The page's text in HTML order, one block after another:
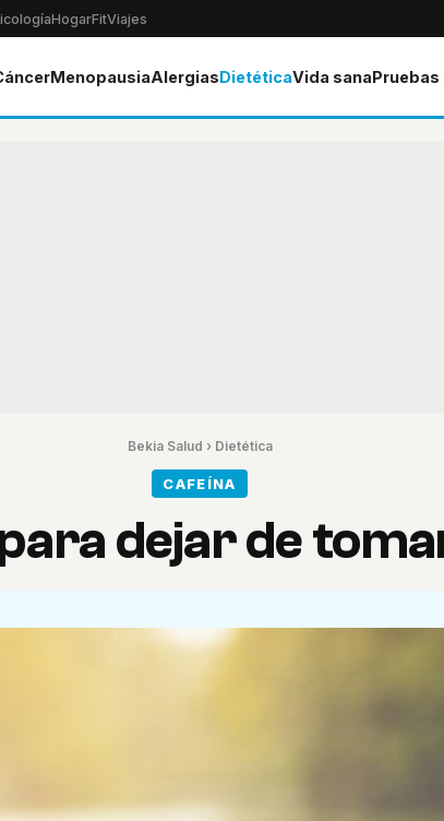
HogarFitViajes
MenopausiaAlergiasDietéticaVida sana
Bekia Salud › Dietética
CAFEÍNA
dejar de